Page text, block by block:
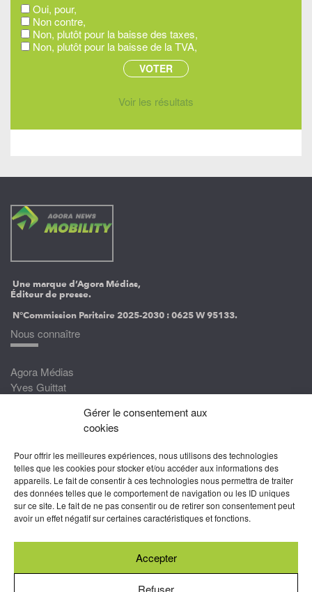
Gérer le consentement aux
cookies
Pour offrir les meilleures expériences, nous utilisons des technologies
telles que les cookies pour stocker et/ou accéder aux informations des
appareils. Le fait de consentir à ces technologies nous permettra de traiter
des données telles que le comportement de navigation ou les ID uniques
sur ce site. Le fait de ne pas consentir ou de retirer son consentement peut
avoir un effet négatif sur certaines caractéristiques et fonctions.
Accepter
Refuser
Oui, pour,
Non contre,
Non, plutôt pour la baisse des taxes,
Non, plutôt pour la baisse de la TVA,
Voir les résultats
Une marque d’Agora Médias,
Éditeur de presse.
N°Commission Paritaire 2025-2030 :0625 W 95133.
Nous connaître
Agora Médias
Yves Guittat
Devenez correspondant
Rejoignez nos experts
Devenez Partenaire
Nous suivre
Abonnez-vous à nos newsletters